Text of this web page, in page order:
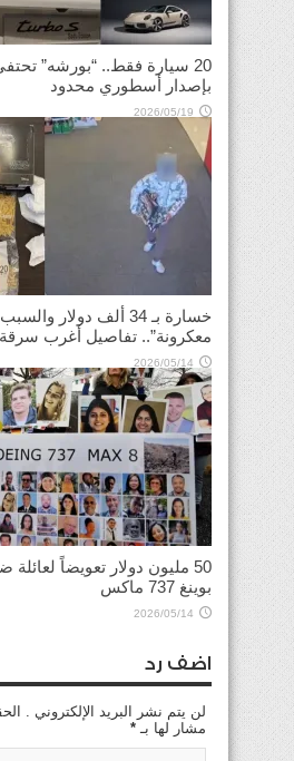
20 سيارة فقط.. “بورشه”
بإصدار أسطوري محدود
2026/05/19
خسارة بـ 34 ألف دولار
معكرونة”.. تفاصيل أغرب سرقة
2026/05/14
50 مليون دولار تعويضاً
بوينغ 737 ماكس
2026/05/14
اضف رد
لن يتم نشر البريد الإلكتروني .
مشار لها بـ *